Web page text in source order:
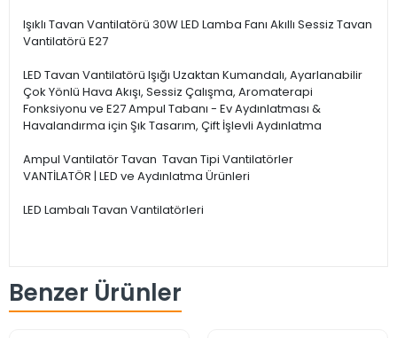
Işıklı Tavan Vantilatörü 30W LED Lamba Fanı Akıllı Sessiz Tavan
Vantilatörü E27
LED Tavan Vantilatörü Işığı Uzaktan Kumandalı, Ayarlanabilir
Çok Yönlü Hava Akışı, Sessiz Çalışma, Aromaterapi
Fonksiyonu ve E27 Ampul Tabanı - Ev Aydınlatması &
Havalandırma için Şık Tasarım, Çift İşlevli Aydınlatma
Ampul Vantilatör Tavan Tavan Tipi Vantilatörler
VANTİLATÖR | LED ve Aydınlatma Ürünleri
LED Lambalı Tavan Vantilatörleri
Benzer Ürünler